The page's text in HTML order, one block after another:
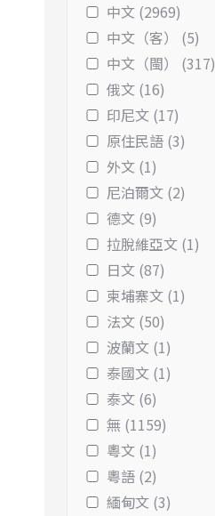
中文 (2969)
中文（客） (5)
中文（閩） (317)
俄文 (16)
印尼文 (17)
原住民語 (3)
外文 (1)
尼泊爾文 (2)
德文 (9)
拉脫維亞文 (1)
日文 (87)
柬埔寨文 (1)
法文 (50)
波蘭文 (1)
泰國文 (1)
泰文 (6)
無 (1159)
粵文 (1)
粵語 (2)
緬甸文 (3)